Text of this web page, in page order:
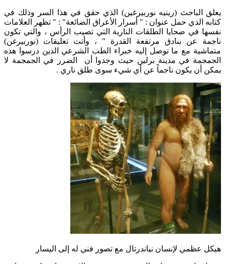
يعلق الباحث (رينيه نوربيرغين) الذي حقق في هذا السر وذلك في
كتابه الذي حمل عنوان : " أسرار الأعراق الضائعة" : " تظهر العلامات
نفسها في ضحايا الطلقات النارية التي تصيب الرأس ، والتي تكون
ناجمة عن بنادق مرتفعة القدرة " ، وأتت تعليقات (نوربيرغن)
متماشية مع ما توصل إليه خبراء الطب الشرعي الذين درسوا هذه
الجمجمة في مدينة برلين حيث وجدوا أن الضرر في الجمجمة لا
يمكن أن يكون ناجماً عن أي شيء سوى طلق ناري .
هيكل عظمي لإنسان نياندرتال مع تصور فني له إلى اليسار